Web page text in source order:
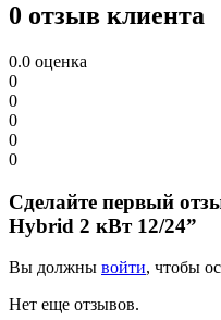
0 отзыв клиента
0.0 оценка
0
0
0
0
0
Сделайте первый
Hybrid 2 кВт 12/24”
Вы должны войти, чтобы
Нет еще отзывов.